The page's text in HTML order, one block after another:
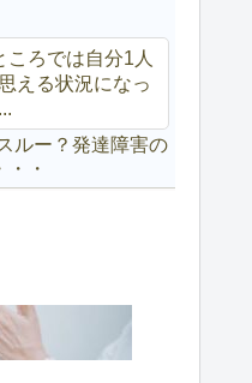
ろでは自分1人
える状況になっ
ルー？発達障害の
・